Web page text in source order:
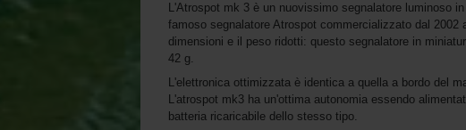
L'Atrospot mk 3 è un nuovissimo segnalatore luminoso
famoso segnalatore Atrospot commercializzato dal
dimensioni e il peso ridotti: questo segnalatore in
42 g.
L'elettronica ottimizzata è identica a quella a bordo del
L'atrospot mk3 ha un'ottima autonomia essendo
batteria ricaricabile dello stesso tipo.